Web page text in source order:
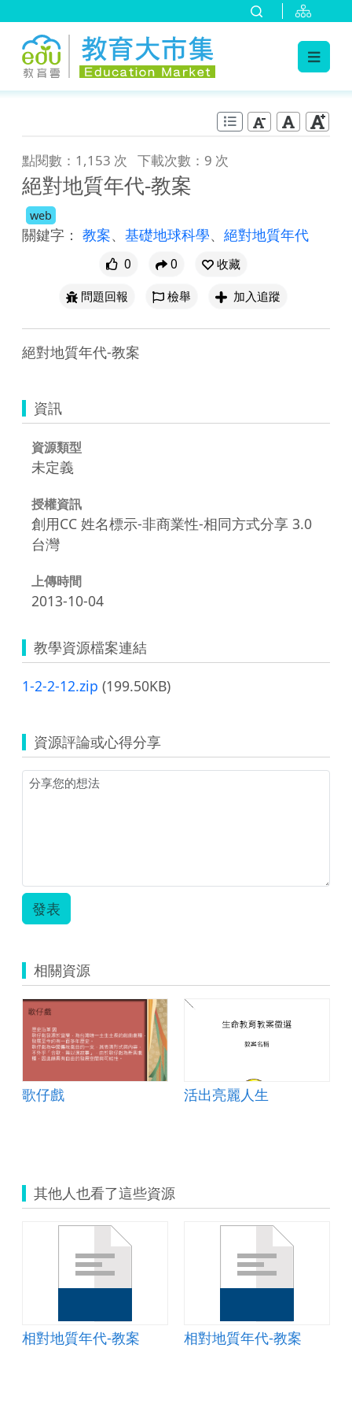
點閱數：1,153 次 下載次數：9 次
絕對地質年代-教案
web
關鍵字： 教案、 基礎地球科學、 絕對地質年代
0 0
收藏
問題回報
檢舉 加入追蹤
絕對地質年代-教案
資訊
資源類型
未定義
授權資訊
創用CC 姓名標示-非商業性-相同方式分享 3.0
台灣
上傳時間
2013-10-04
教學資源檔案連結
1-2-2-12.zip (199.50KB)
資源評論或心得分享
發表
相關資源
歌仔戲 活出亮麗人生
其他人也看了這些資源
相對地質年代-教案 相對地質年代-教案